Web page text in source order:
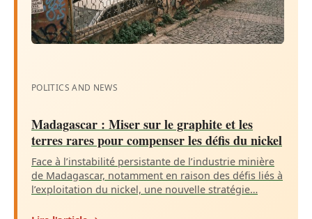
POLITICS AND NEWS
Madagascar : Miser sur le graphite et les
terres rares pour compenser les défis du nickel
Face à l’instabilité persistante de l’industrie minière
de Madagascar, notamment en raison des défis liés à
l’exploitation du nickel, une nouvelle stratégie…